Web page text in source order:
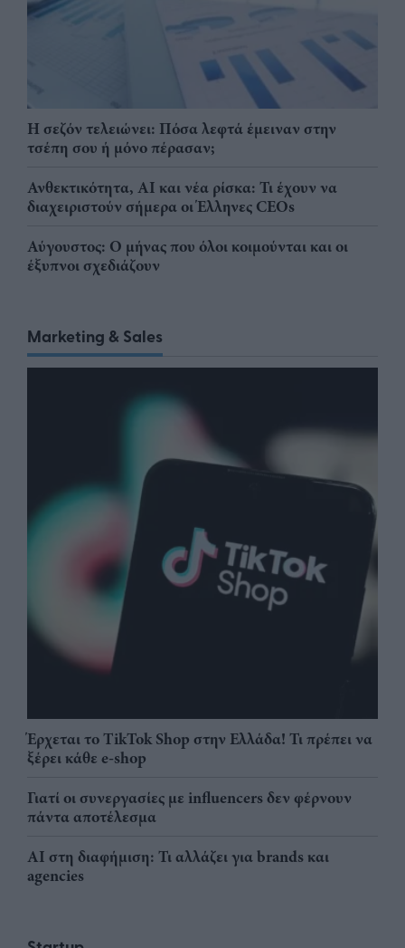
Η σεζόν τελειώνει: Πόσα λεφτά έμειναν στην
τσέπη σου ή μόνο πέρασαν;
Ανθεκτικότητα, AI και νέα ρίσκα: Τι έχουν να
διαχειριστούν σήμερα οι Έλληνες CEOs
Αύγουστος: Ο μήνας που όλοι κοιμούνται και οι
έξυπνοι σχεδιάζουν
Marketing & Sales
Έρχεται το TikTok Shop στην Ελλάδα! Τι πρέπει να
ξέρει κάθε e-shop
Γιατί οι συνεργασίες με influencers δεν φέρνουν
πάντα αποτέλεσμα
AI στη διαφήμιση: Τι αλλάζει για brands και
agencies